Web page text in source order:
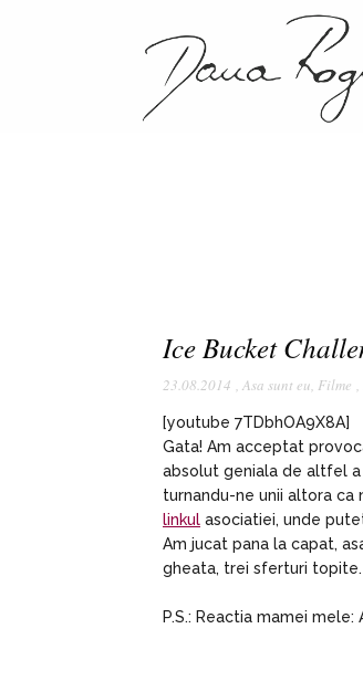
Ice Bucket
23.08.2014 , Asa sunt eu, Filme ,
[youtube 7TDbhOA9X8A]
Gata! Am acceptat
absolut geniala de altfel a
turnandu-ne unii altora ca
linkul asociatiei, unde
Am jucat pana la capat,
gheata, trei sferturi
P.S.: Reactia mamei mele: